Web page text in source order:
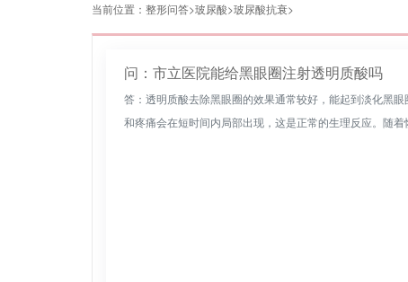
当前位置： 整形问答>玻尿酸>玻尿酸抗衰>
问：市立医院能给黑眼圈注射透明质酸吗
答：透明质酸去除黑眼圈的效果通常较好，能起到淡化黑
和疼痛会在短时间内局部出现，这是正常的生理反应。随